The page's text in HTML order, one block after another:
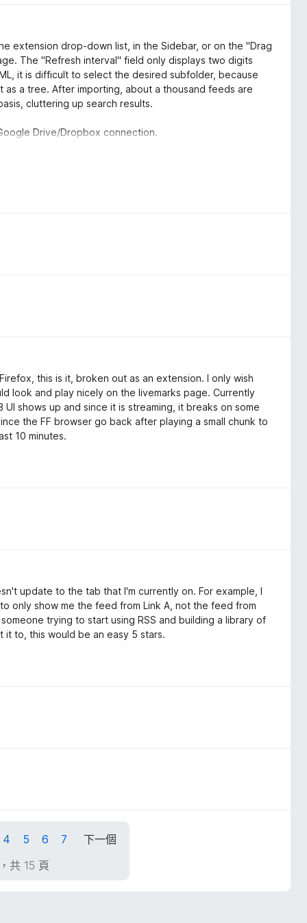
extension drop-down list, in the Sidebar, or on the "Drag
The "Refresh interval" field only displays two digits
it is difficult to select the desired subfolder, because
a tree. After importing, about a thousand feeds are
cluttering up search results.
Drive/Dropbox connection.
this is it, broken out as an extension. I only wish
look and play nicely on the livemarks page. Currently
shows up and since it is streaming, it breaks on some
the FF browser go back after playing a small chunk to
10 minutes.
update to the tab that I'm currently on. For example, I
only show me the feed from Link A, not the feed from
trying to start using RSS and building a library of
to, this would be an easy 5 stars.
4 5 6 7
下一個
共 15 頁